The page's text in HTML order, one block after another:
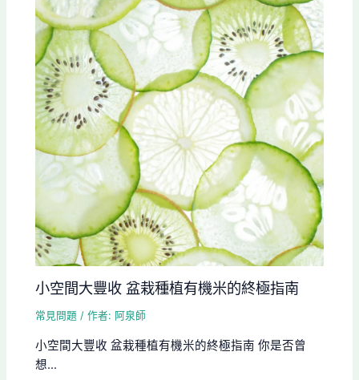
小空間大豐收 盆栽種植有機米的終極指南
常見問題 / 作者: 阿泉師
小空間大豐收 盆栽種植有機米的終極指南 你是否曾
想...